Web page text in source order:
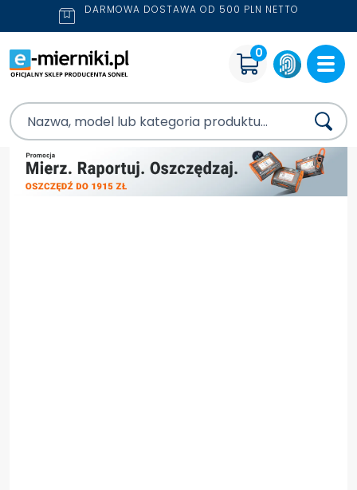
DARMOWA DOSTAWA OD 500 PLN NETTO
0